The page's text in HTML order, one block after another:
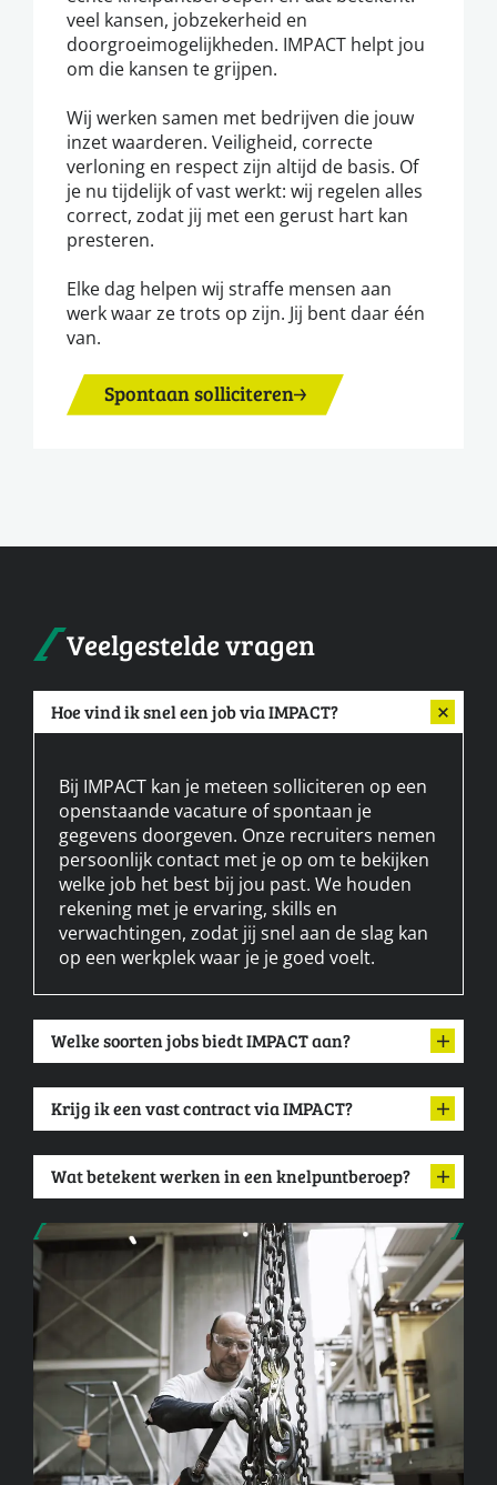
veel kansen, jobzekerheid en
doorgroeimogelijkheden. IMPACT helpt jou
om die kansen te grijpen.
Wij werken samen met bedrijven die jouw
inzet waarderen. Veiligheid, correcte
verloning en respect zijn altijd de basis. Of
je nu tijdelijk of vast werkt: wij regelen alles
correct, zodat jij met een gerust hart kan
presteren.
Elke dag helpen wij straffe mensen aan
werk waar ze trots op zijn. Jij bent daar één
van.
Spontaan solliciteren
Veelgestelde vragen
Hoe vind ik snel een job via IMPACT?
Bij IMPACT kan je meteen solliciteren op een
openstaande vacature of spontaan je
gegevens doorgeven. Onze recruiters nemen
persoonlijk contact met je op om te bekijken
welke job het best bij jou past. We houden
rekening met je ervaring, skills en
verwachtingen, zodat jij snel aan de slag kan
op een werkplek waar je je goed voelt.
Welke soorten jobs biedt IMPACT aan?
Krijg ik een vast contract via IMPACT?
Wat betekent werken in een knelpuntberoep?